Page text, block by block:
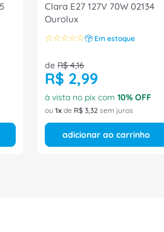
Clara E27 127V 70W 02134
Ourolux
☆☆☆☆☆ Em estoque
de R$ 4,16
R$ 2,99
à vista no pix com 10% OFF
ou 1 de R$ 3,32 sem juros
adicionar ao carrinho